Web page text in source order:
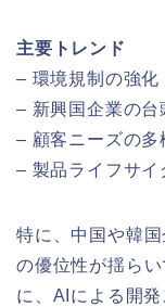
主要トレンド
– 環境規制の強化
– 新興国企業の台
– 顧客ニーズの多
– 製品ライフサイ
特に、中国や韓
の優位性が揺ら
に、AIによる開